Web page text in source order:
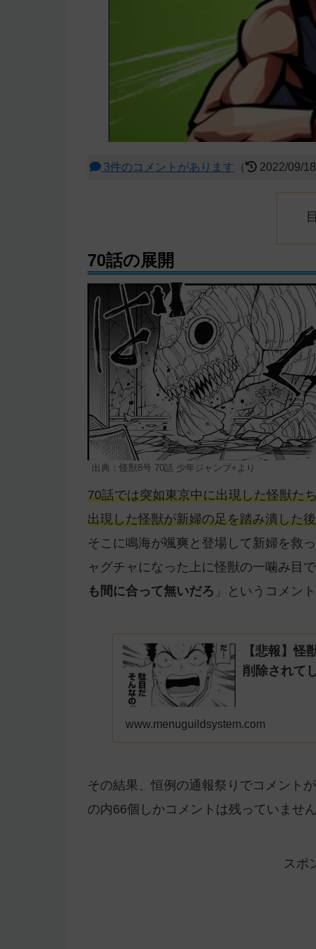
3件のコメントがあります （ 2022/09/
70話の展開
出典：怪獣8号 70話 少年ジャンプ+より
70話では突如東京中に出現した怪獣た
出現した怪獣が新婦の足を踏み潰した
そこに鳴海が颯爽と登場して新婦を救
ャグチャになった上に怪獣の一噛み目
も間に合って無いだろ 」というコメン
【悲報】怪
削除されて
www.menuguildsystem.com
その結果、恒例の通報祭りでコメント
の内66個しかコメントは残っていませ
スポ